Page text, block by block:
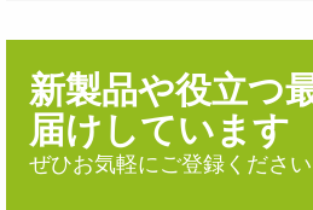
新製品や役立つ
届けしています
ぜひお気軽にご登録ください